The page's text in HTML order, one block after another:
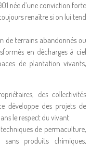
née d’une conviction forte
renaître si on lui tend
de terrains abandonnés ou
en décharges à ciel
de plantation vivants,
des collectivités
développe des projets de
le respect du vivant.
de permaculture,
sans produits chimiques,